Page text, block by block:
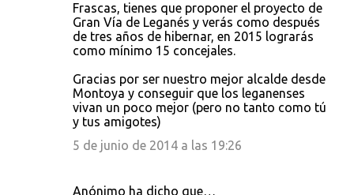
Frascas, tienes que proponer el proyecto de
Gran Vía de Leganés y verás como después
de tres años de hibernar, en 2015 lograrás
como mínimo 15 concejales.
Gracias por ser nuestro mejor alcalde desde
Montoya y conseguir que los leganenses
vivan un poco mejor (pero no tanto como tú
y tus amigotes)
5 de junio de 2014 a las 19:26
Anónimo ha dicho que…